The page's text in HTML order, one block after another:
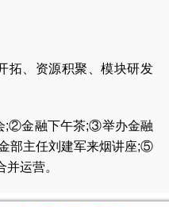
拓、资源积聚、模块研发
;②金融下午茶;③举办金融
部主任刘建军来烟讲座;⑤
运营。